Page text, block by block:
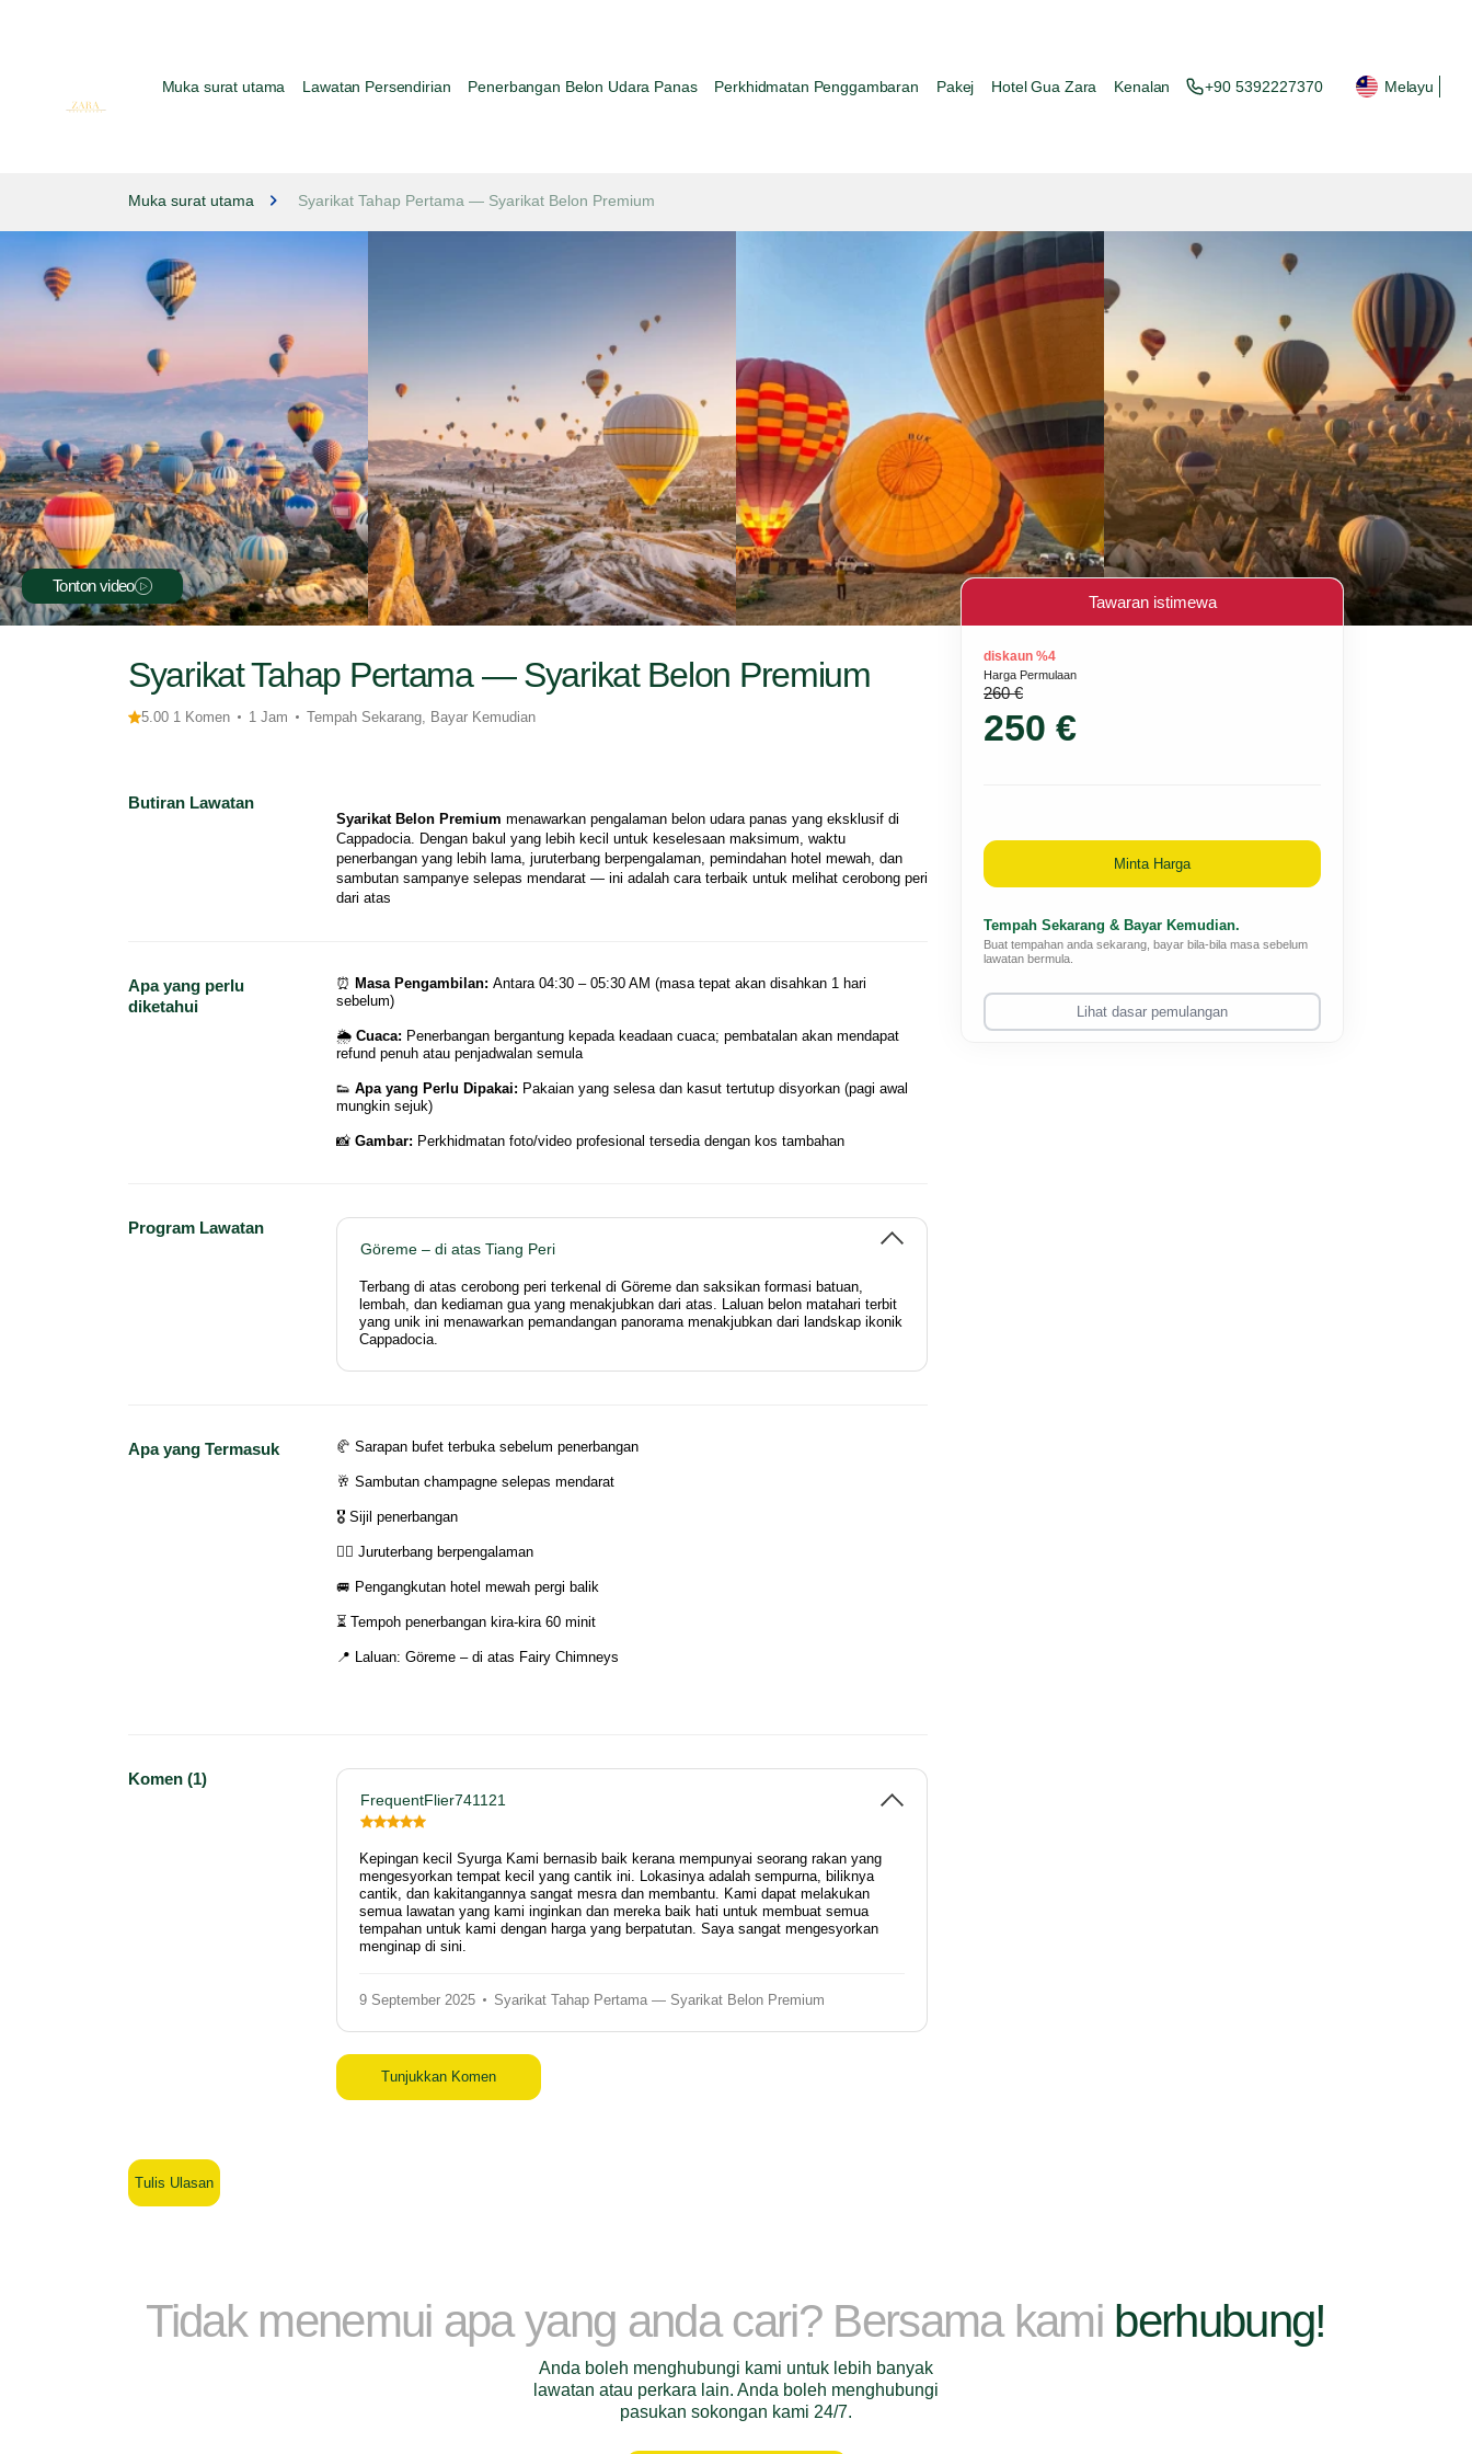
Muka surat utama Lawatan Persendirian Penerbangan Belon Udara Panas Perkhidmatan Penggambaran Pakej Hotel Gua Zara Kenalan +90 5392227370 Melayu
Muka surat utama Syarikat Tahap Pertama — Syarikat Belon Premium
Tonton video
Syarikat Tahap Pertama — Syarikat Belon Premium
5.00 1 Komen 1 Jam Tempah Sekarang, Bayar Kemudian
Butiran Lawatan
Syarikat Belon Premium menawarkan pengalaman belon udara panas yang eksklusif di
Cappadocia. Dengan bakul yang lebih kecil untuk keselesaan maksimum, waktu
penerbangan yang lebih lama, juruterbang berpengalaman, pemindahan hotel mewah, dan
sambutan sampanye selepas mendarat — ini adalah cara terbaik untuk melihat cerobong peri
dari atas
Apa yang perlu
diketahui
⏰ Masa Pengambilan: Antara 04:30 – 05:30 AM (masa tepat akan disahkan 1 hari
sebelum)
🌦 Cuaca: Penerbangan bergantung kepada keadaan cuaca; pembatalan akan mendapat
refund penuh atau penjadwalan semula
👟 Apa yang Perlu Dipakai: Pakaian yang selesa dan kasut tertutup disyorkan (pagi awal
mungkin sejuk)
📸 Gambar: Perkhidmatan foto/video profesional tersedia dengan kos tambahan
Program Lawatan
Göreme – di atas Tiang Peri
Terbang di atas cerobong peri terkenal di Göreme dan saksikan formasi batuan,
lembah, dan kediaman gua yang menakjubkan dari atas. Laluan belon matahari terbit
yang unik ini menawarkan pemandangan panorama menakjubkan dari landskap ikonik
Cappadocia.
Apa yang Termasuk 🥐 Sarapan bufet terbuka sebelum penerbangan
🥂 Sambutan champagne selepas mendarat
🎖️ Sijil penerbangan
👨‍✈️ Juruterbang berpengalaman
🚐 Pengangkutan hotel mewah pergi balik
⏳ Tempoh penerbangan kira-kira 60 minit
📍 Laluan: Göreme – di atas Fairy Chimneys
Komen (1)
FrequentFlier741121
Kepingan kecil Syurga Kami bernasib baik kerana mempunyai seorang rakan yang
mengesyorkan tempat kecil yang cantik ini. Lokasinya adalah sempurna, biliknya
cantik, dan kakitangannya sangat mesra dan membantu. Kami dapat melakukan
semua lawatan yang kami inginkan dan mereka baik hati untuk membuat semua
tempahan untuk kami dengan harga yang berpatutan. Saya sangat mengesyorkan
menginap di sini.
9 September 2025 Syarikat Tahap Pertama — Syarikat Belon Premium
Tunjukkan Komen
Tulis Ulasan
Tawaran istimewa
diskaun %4
Harga Permulaan
260 €
250 €
Minta Harga
Tempah Sekarang & Bayar Kemudian.
Buat tempahan anda sekarang, bayar bila-bila masa sebelum
lawatan bermula.
Lihat dasar pemulangan
Tidak menemui apa yang anda cari? Bersama kami berhubung!
Anda boleh menghubungi kami untuk lebih banyak
lawatan atau perkara lain. Anda boleh menghubungi
pasukan sokongan kami 24/7.